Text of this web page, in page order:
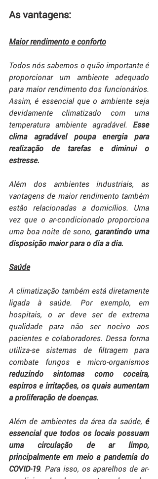
As vantagens:
Maior rendimento e conforto
Todos nós sabemos o quão importante é
proporcionar um ambiente adequado
para maior rendimento dos funcionários.
Assim, é essencial que o ambiente seja
devidamente climatizado com uma
temperatura ambiente agradável. Esse
clima agradável poupa energia para
realização de tarefas e diminui o
estresse.
Além dos ambientes industriais, as
vantagens de maior rendimento também
estão relacionadas a domicílios. Uma
vez que o ar-condicionado proporciona
uma boa noite de sono, garantindo uma
disposição maior para o dia a dia.
Saúde
A climatização também está diretamente
ligada à saúde. Por exemplo, em
hospitais, o ar deve ser de extrema
qualidade para não ser nocivo aos
pacientes e colaboradores. Dessa forma
utiliza-se sistemas de filtragem para
reduzindo sintomas como coceira,
espirros e irritações, os quais aumentam
a proliferação de doenças.
Além de ambientes da área da saúde, é
essencial que todos os locais possuam
uma circulação de ar limpo,
principalmente em meio a pandemia do
COVID-19. Para isso, os aparelhos de ar-